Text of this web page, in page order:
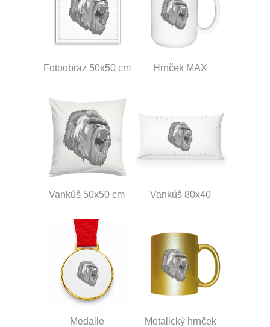
Fotoobraz 50x50 cm Hrnček MAX
Vankúš 50x50 cm Vankúš 80x40
Medaile Metalický hrnček